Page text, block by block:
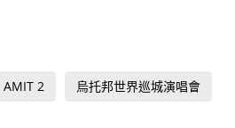
AMIT 2 烏托邦世界巡城演唱會